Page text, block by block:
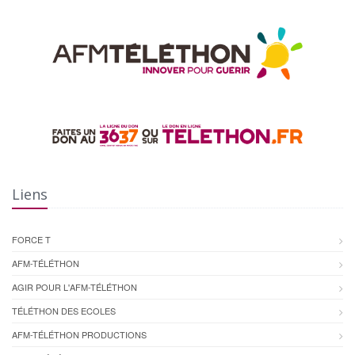
Liens
FORCE T
AFM-TÉLÉTHON
AGIR POUR L'AFM-TÉLÉTHON
TÉLÉTHON DES ECOLES
AFM-TÉLÉTHON PRODUCTIONS